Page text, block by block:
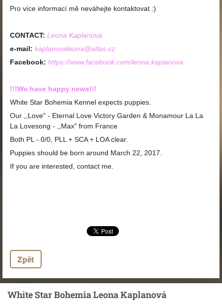
Pro více informací mě neváhejte kontaktovat :)
CONTACT: Leona Kaplanová
e-mail: kaplanovaleona@atlas.cz
Facebook: https://www.facebook.com/leona.kaplanova
!!!We have happy news!!!
White Star Bohemia Kennel expects puppies.
Our ,,Love" - Eternal Love Victory Garden & Monamour La La
La Lovesong - ,,Max" from France
Both PL - 0/0, PLL + SCA + LOA clear.
Puppies should be born around March 22, 2017.
If you are interested, contact me.
Zpět
White Star Bohemia Leona Kaplanová